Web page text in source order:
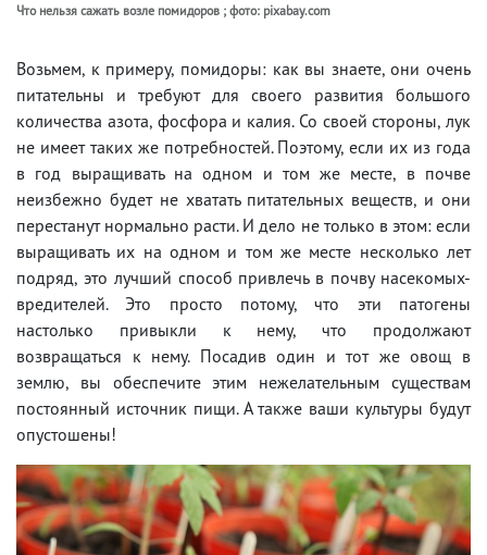
Что нельзя сажать возле помидоров ; фото: pixabay.com
Возьмем, к примеру, помидоры: как вы знаете, они очень
питательны и требуют для своего развития большого
количества азота, фосфора и калия. Со своей стороны, лук
не имеет таких же потребностей. Поэтому, если их из года
в год выращивать на одном и том же месте, в почве
неизбежно будет не хватать питательных веществ, и они
перестанут нормально расти. И дело не только в этом: если
выращивать их на одном и том же месте несколько лет
подряд, это лучший способ привлечь в почву насекомых-
вредителей. Это просто потому, что эти патогены
настолько привыкли к нему, что продолжают
возвращаться к нему. Посадив один и тот же овощ в
землю, вы обеспечите этим нежелательным существам
постоянный источник пищи. А также ваши культуры будут
опустошены!